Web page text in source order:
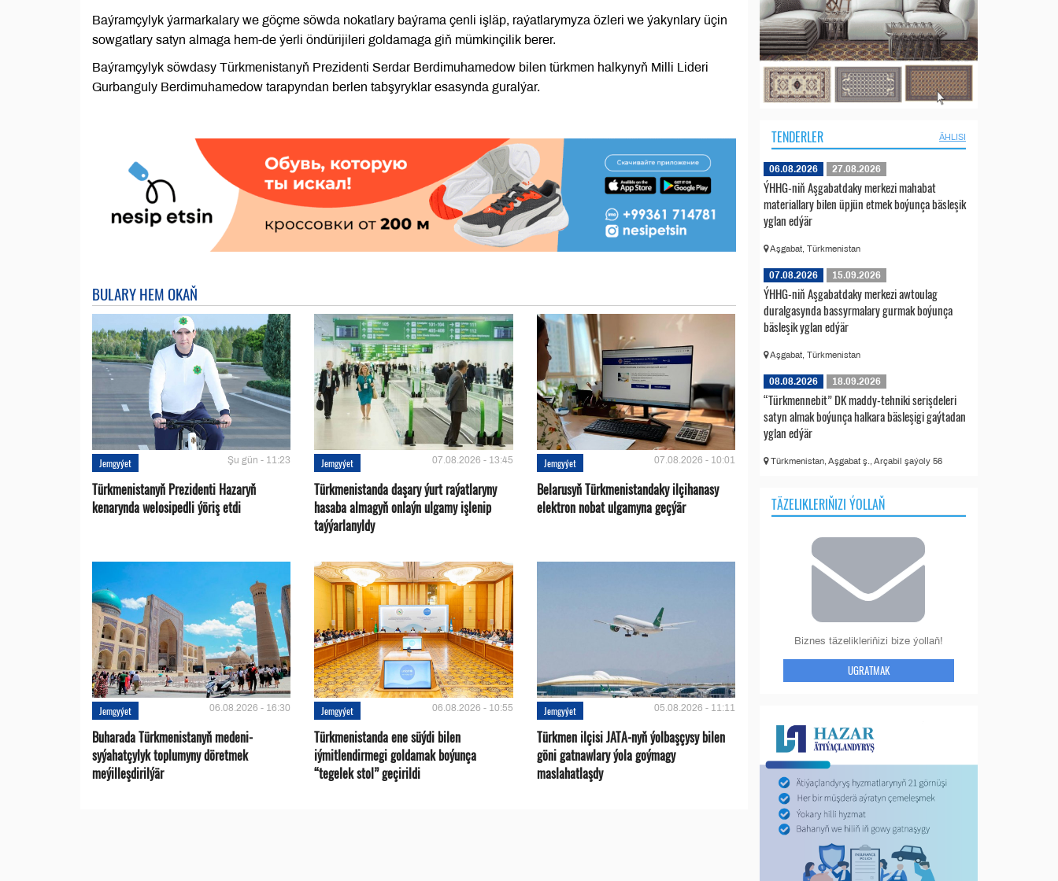
Baýramçylyk ýarmarkalary we göçme söwda nokatlary baýrama çenli işläp, raýatlarymyza özleri we ýakynlary üçin
sowgatlary satyn almaga hem-de ýerli öndürijileri goldamaga giň mümkinçilik berer.
Baýramçylyk söwdasy Türkmenistanyň Prezidenti Serdar Berdimuhamedow bilen türkmen halkynyň Milli Lideri
Gurbanguly Berdimuhamedow tarapyndan berlen tabşyryklar esasynda guralýar.
BULARY HEM OKAŇ
Jemgyýet Şu gün - 11:23
Türkmenistanyň Prezidenti Hazaryň
kenarynda welosipedli ýöriş etdi
Jemgyýet 07.08.2026 - 13:45
Türkmenistanda daşary ýurt raýatlaryny
hasaba almagyň onlaýn ulgamy işlenip
taýýarlanyldy
Jemgyýet 07.08.2026 - 10:01
Belarusyň Türkmenistandaky ilçihanasy
elektron nobat ulgamyna geçýär
Jemgyýet 06.08.2026 - 16:30
Buharada Türkmenistanyň medeni-
syýahatçylyk toplumyny döretmek
meýilleşdirilýär
Jemgyýet 06.08.2026 - 10:55
Türkmenistanda ene süýdi bilen
iýmitlendirmegi goldamak boýunça
“tegelek stol” geçirildi
Jemgyýet 05.08.2026 - 11:11
Türkmen ilçisi JATA-nyň ýolbaşçysy bilen
göni gatnawlary ýola goýmagy
maslahatlaşdy
TENDERLER ÄHLISI
06.08.2026 27.08.2026
ÝHHG-niň Aşgabatdaky merkezi mahabat
materiallary bilen üpjün etmek boýunça bäsleşik
yglan edýär
Aşgabat, Türkmenistan
07.08.2026 15.09.2026
ÝHHG-niň Aşgabatdaky merkezi awtoulag
duralgasynda bassyrmalary gurmak boýunça
bäsleşik yglan edýär
Aşgabat, Türkmenistan
08.08.2026 18.09.2026
“Türkmennebit” DK maddy-tehniki serişdeleri
satyn almak boýunça halkara bäsleşigi gaýtadan
yglan edýär
Türkmenistan, Aşgabat ş., Arçabil şaýoly 56
TÄZELIKLERIŇIZI ÝOLLAŇ
Biznes täzelikleriňizi bize ýollaň!
UGRATMAK